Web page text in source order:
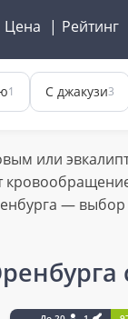
Цена Рейтинг
1 С джакузи3
или
—